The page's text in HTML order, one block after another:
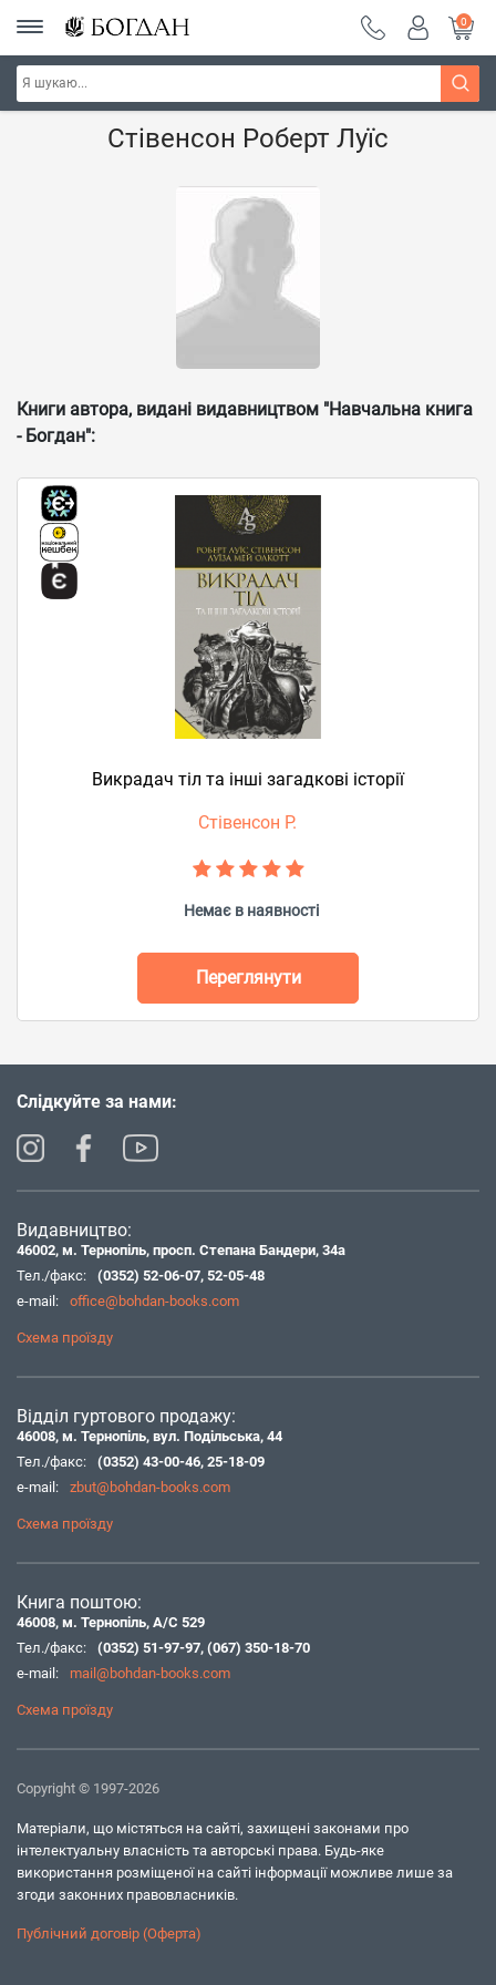
0
Головна Наші автори - Навчальна книга - "Богдан"
Стівенсон Роберт Луїс
Книги автора, видані видавництвом "Навчальна книга
- Богдан":
Викрадач тіл та інші загадкові історії
Стівенсон Р.
Немає в наявності
Переглянути
Слідкуйте за нами:
Видавництво:
46002, м. Тернопіль, просп. Степана Бандери, 34а
Тел./факс:
(0352) 52-06-07, 52-05-48
e-mail:
office@bohdan-books.com
Схема проїзду
Відділ гуртового продажу:
46008, м. Тернопіль, вул. Подільська, 44
Тел./факс:
(0352) 43-00-46, 25-18-09
e-mail:
zbut@bohdan-books.com
Схема проїзду
Книга поштою:
46008, м. Тернопіль, А/С 529
Тел./факс:
(0352) 51-97-97, (067) 350-18-70
e-mail:
mail@bohdan-books.com
Схема проїзду
Copyright © 1997-2026
Матеріали, що містяться на сайті, захищені законами про
інтелектуальну власність та авторські права. Будь-яке
використання розміщеної на сайті інформації можливе лише за
згоди законних правовласників.
Публічний договір (Оферта)